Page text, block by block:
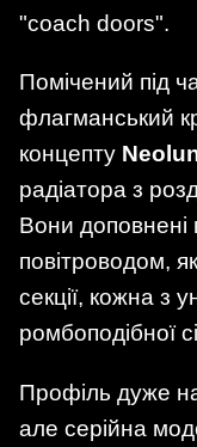
"coach doors".
Помічений під
флагманський
концепту
радіатора з
Вони доповнені
повітроводом,
секції, кожна з
ромбоподібної
Профіль дуже
але серійна